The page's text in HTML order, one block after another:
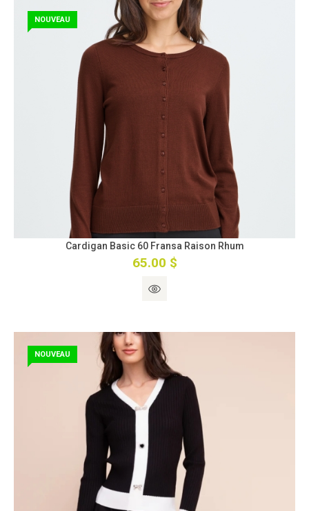
NOUVEAU
Cardigan Basic 60 Fransa Raison Rhum
65.00 $
NOUVEAU